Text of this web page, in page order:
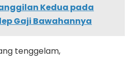
Kedua pada
Gaji Bawahannya
tenggelam,